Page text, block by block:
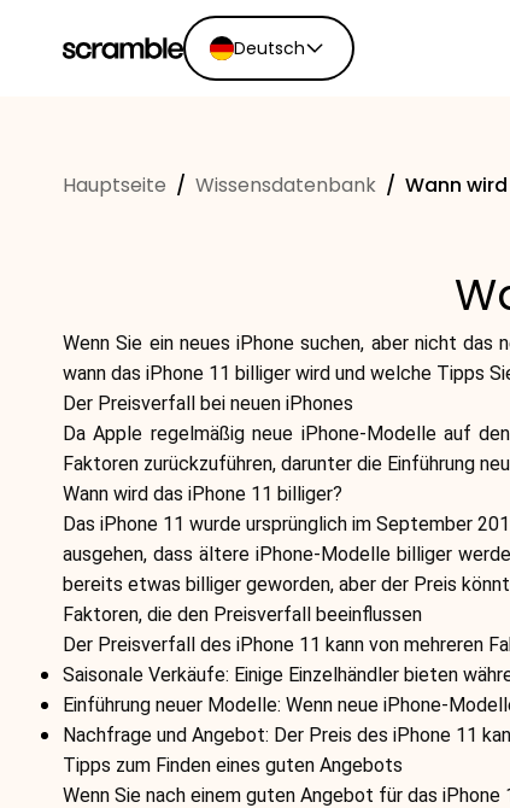
Deutsch
Español
Eesti keel
Hauptseite / Wissensdatenbank / Wann wird
Wenn Sie ein neues iPhone suchen, aber nicht
wann das iPhone 11 billiger wird und welche Tipps
Der Preisverfall bei neuen iPhones
Da Apple regelmäßig neue iPhone-Modelle auf
Faktoren zurückzuführen, darunter die Einführung
Wann wird das iPhone 11 billiger?
Das iPhone 11 wurde ursprünglich im September
ausgehen, dass ältere iPhone-Modelle billiger
bereits etwas billiger geworden, aber der Preis
Faktoren, die den Preisverfall beeinflussen
Der Preisverfall des iPhone 11 kann von mehreren
Saisonale Verkäufe: Einige Einzelhändler bieten
Einführung neuer Modelle: Wenn neue iPhone-
Nachfrage und Angebot: Der Preis des iPhone 11
Tipps zum Finden eines guten Angebots
Wenn Sie nach einem guten Angebot für das